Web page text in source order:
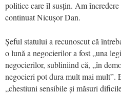
politice care îl susțin. Am încredere
continuat Nicușor Dan.
Șeful statului a recunoscut că
o lună a negocierilor a fost „una
negocierilor, subliniind că, „în
negocieri pot dura mult mai mult”.
„chestiuni sensibile și măsuri